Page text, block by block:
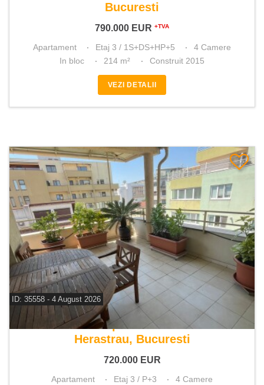
Bucuresti
790.000 EUR +TVA
Apartament Etaj 3 / 1S+DS+HP+5
4 Camere
In bloc
214 m² Construit 2015
VEZI DETALII
ID: 35558 - 4 August 2026
De vanzare apartament 4 camere
Herastrau, Bucuresti
720.000 EUR
Apartament Etaj 3 / P+3 4 Camere